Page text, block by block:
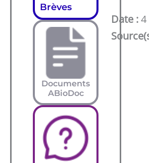
Brèves
Documents
ABioDoc
Date :4